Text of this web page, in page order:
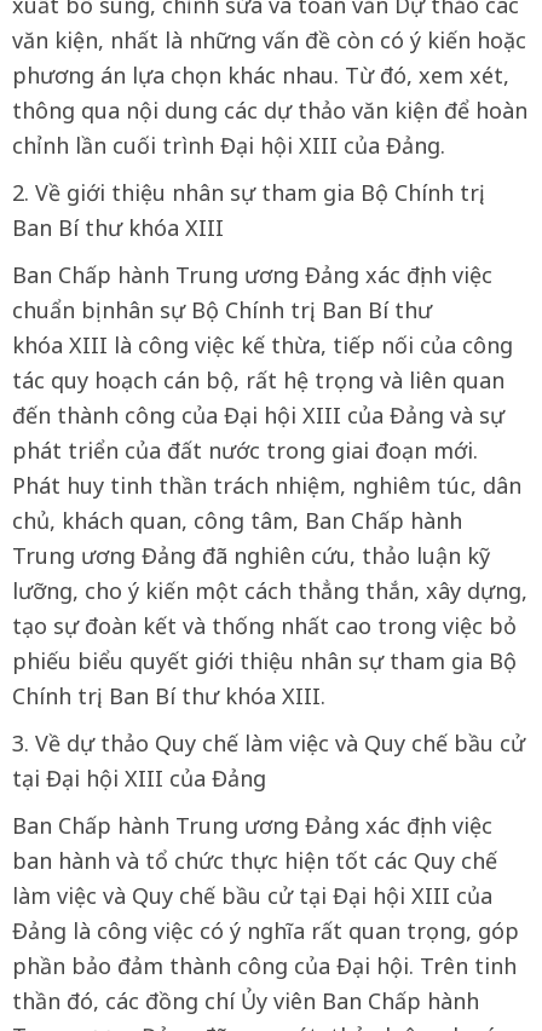
văn kiện, nhất là những vấn đề còn có ý kiến hoặc
phương án lựa chọn khác nhau. Từ đó, xem xét,
thông qua nội dung các dự thảo văn kiện để hoàn
chỉnh lần cuối trình Đại hội XIII của Đảng.
2. Về giới thiệu nhân sự tham gia Bộ Chính trị,
Ban Bí thư khóa XIII
Ban Chấp hành Trung ương Đảng xác định việc
chuẩn bị nhân sự Bộ Chính trị, Ban Bí thư
khóa XIII là công việc kế thừa, tiếp nối của công
tác quy hoạch cán bộ, rất hệ trọng và liên quan
đến thành công của Đại hội XIII của Đảng và sự
phát triển của đất nước trong giai đoạn mới.
Phát huy tinh thần trách nhiệm, nghiêm túc, dân
chủ, khách quan, công tâm, Ban Chấp hành
Trung ương Đảng đã nghiên cứu, thảo luận kỹ
lưỡng, cho ý kiến một cách thẳng thắn, xây dựng,
tạo sự đoàn kết và thống nhất cao trong việc bỏ
phiếu biểu quyết giới thiệu nhân sự tham gia Bộ
Chính trị, Ban Bí thư khóa XIII.
3. Về dự thảo Quy chế làm việc và Quy chế bầu cử
tại Đại hội XIII của Đảng
Ban Chấp hành Trung ương Đảng xác định việc
ban hành và tổ chức thực hiện tốt các Quy chế
làm việc và Quy chế bầu cử tại Đại hội XIII của
Đảng là công việc có ý nghĩa rất quan trọng, góp
phần bảo đảm thành công của Đại hội. Trên tinh
thần đó, các đồng chí Ủy viên Ban Chấp hành